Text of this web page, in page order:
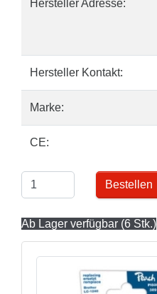
Hersteller Adresse:
Hersteller Kontakt:
Marke:
CE:
Bestellen
Ab Lager verfügbar (6 Stk.)